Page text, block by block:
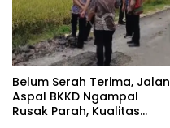
Belum Serah Terima, Jalan
Aspal BKKD Ngampal
Rusak Parah, Kualitas